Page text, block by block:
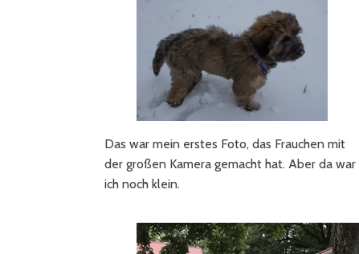
Das war mein erstes Foto, das Frauchen mit
der großen Kamera gemacht hat. Aber da war
ich noch klein.